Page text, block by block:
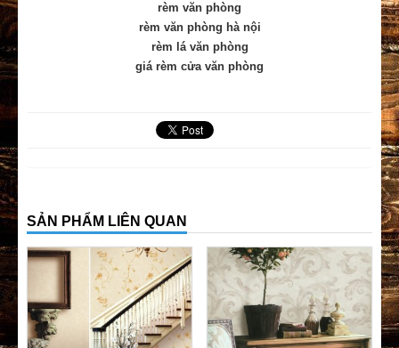
rèm văn phòng
rèm văn phòng hà nội
rèm lá văn phòng
giá rèm cửa văn phòng
SẢN PHẨM LIÊN QUAN